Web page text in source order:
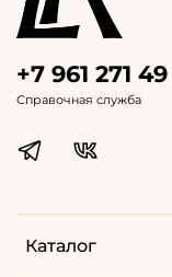
Каталог
+7 961 271
Справочная служба